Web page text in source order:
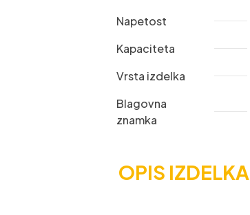
Napetost
Kapaciteta
Vrsta izdelka
Blagovna
znamka
OPIS IZDELKA